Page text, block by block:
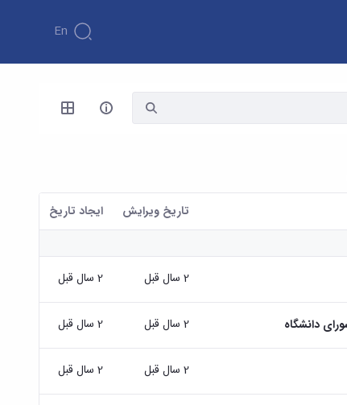
En
تاریخ ویرایش ايجاد تاريخ
2 سال قبل 2 سال قبل
2 سال قبل 2 سال قبل
2 سال قبل 2 سال قبل